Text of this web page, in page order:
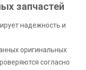
запчастей
надежность и
оригинальных
согласно